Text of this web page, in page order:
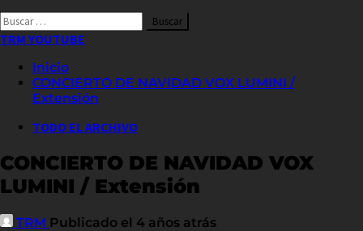
Buscar
por:
TRM YOUTUBE
Inicio
CONCIERTO DE NAVIDAD VOX LUMINI /
Extensión
TODO EL ARCHIVO
CONCIERTO DE NAVIDAD VOX
LUMINI / Extensión
TRM Publicado el 4 años atrás